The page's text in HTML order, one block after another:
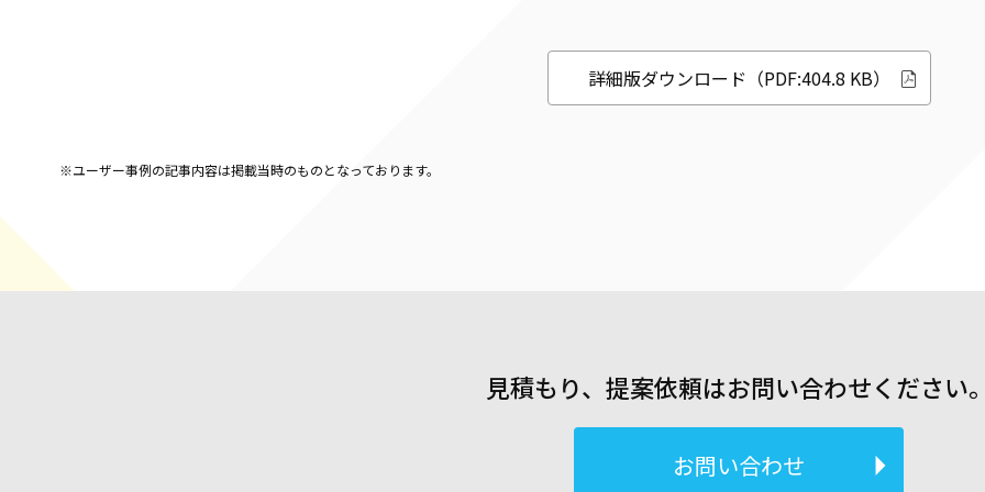
詳細版ダウンロード（PDF:404.8 KB）
※ユーザー事例の記事内容は掲載当時のものとなっております。
見積もり、提案依頼はお問い合わせください
お問い合わせ